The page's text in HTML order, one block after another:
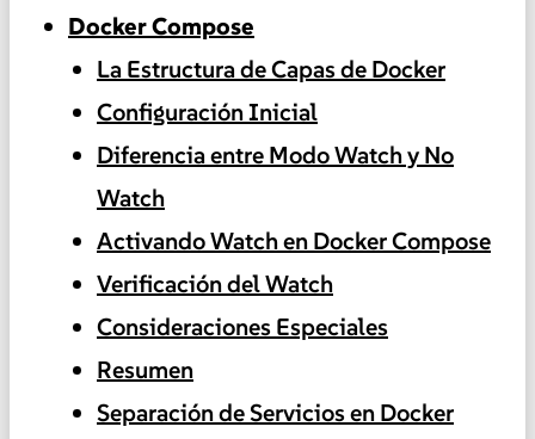
Docker Compose
La Estructura de Capas de Docker
Configuración Inicial
Diferencia entre Modo Watch y No
Watch
Activando Watch en Docker Compose
Verificación del Watch
Consideraciones Especiales
Resumen
Separación de Servicios en Docker